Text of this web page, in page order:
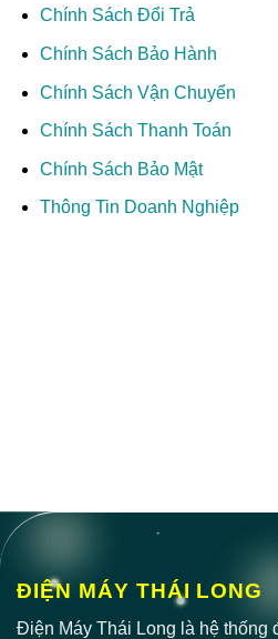
Chính Sách Đổi Trả
Chính Sách Bảo Hành
Chính Sách Vận Chuyển
Chính Sách Thanh Toán
Chính Sách Bảo Mật
Thông Tin Doanh Nghiệp
ĐIỆN MÁY THÁI LONG
Điện Máy Thái Long là hệ thống